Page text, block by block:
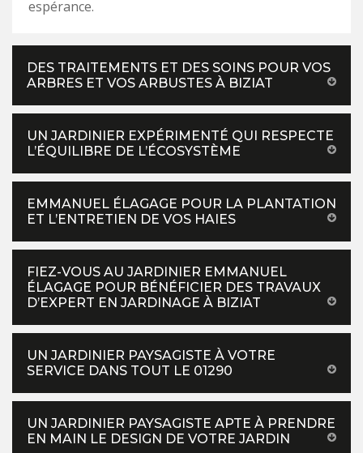
espérance.
DES TRAITEMENTS ET DES SOINS POUR VOS
ARBRES ET VOS ARBUSTES À BIZIAT
UN JARDINIER EXPÉRIMENTÉ QUI RESPECTE
L’ÉQUILIBRE DE L’ÉCOSYSTÈME
EMMANUEL ÉLAGAGE POUR LA PLANTATION
ET L’ENTRETIEN DE VOS HAIES
FIEZ-VOUS AU JARDINIER EMMANUEL
ÉLAGAGE POUR BÉNÉFICIER DES TRAVAUX
D’EXPERT EN JARDINAGE À BIZIAT
UN JARDINIER PAYSAGISTE À VOTRE
SERVICE DANS TOUT LE 01290
UN JARDINIER PAYSAGISTE APTE À PRENDRE
EN MAIN LE DESIGN DE VOTRE JARDIN